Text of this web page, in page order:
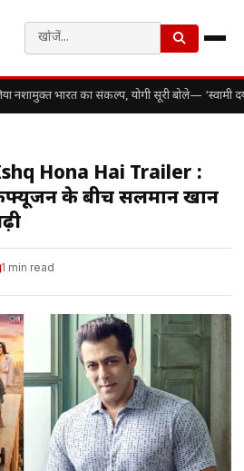
लिया नशामुक्त भारत का संकल्प, योगी सूरी बोले—
Hona Hai Trailer :
के बीच सलमान खान
1 min read